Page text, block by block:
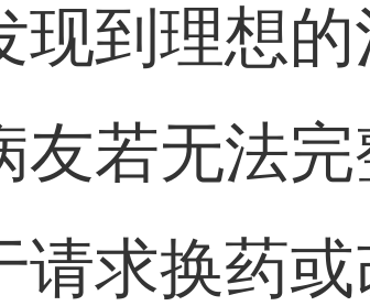
现到理想
友若无法
求换药